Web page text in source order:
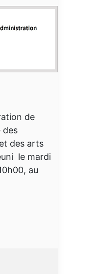
de
des
des arts
le mardi
au